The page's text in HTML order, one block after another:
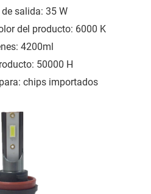
salida: 35 W
del producto: 6000 K
4200ml
50000 H
chips importados